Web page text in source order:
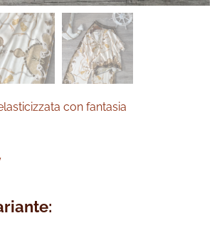
con fantasia